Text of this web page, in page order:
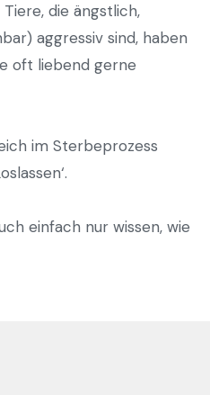
die ängstlich,
aggressiv sind, haben
oft liebend gerne
im Sterbeprozess
einfach nur wissen, wie